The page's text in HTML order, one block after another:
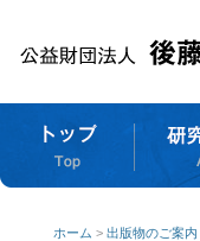
ホーム > 出版物のご案内